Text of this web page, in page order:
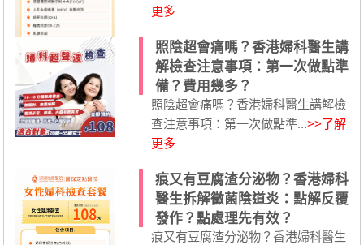
更多
照陰超會痛嗎？香港婦科醫生講
解檢查注意事項：第一次做點準
備？費用幾多？
照陰超會痛嗎？香港婦科醫生講解檢
查注意事項：第一次做點準...>>了解
更多
痕又有豆腐渣分泌物？香港婦科
醫生拆解黴菌陰道炎：點解反覆
發作？點處理先有效？
痕又有豆腐渣分泌物？香港婦科醫生